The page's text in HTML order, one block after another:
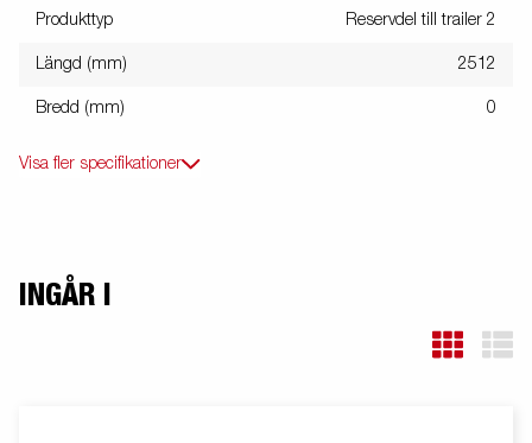
Produkttyp Reservdel till trailer 2
Längd (mm) 2512
Bredd (mm) 0
Visa fler specifikationer
INGÅR I